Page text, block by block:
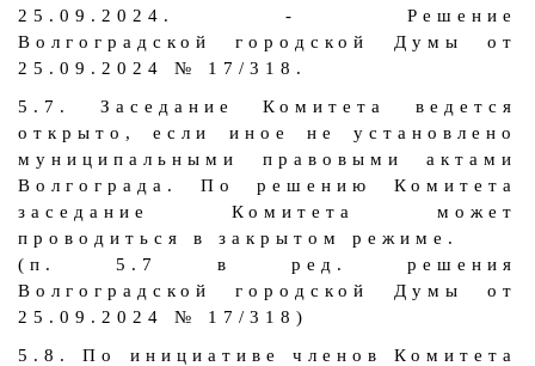
25.09.2024. - Решение
Волгоградской городской Думы от
25.09.2024 № 17/318.
5.7. Заседание Комитета ведется
открыто, если иное не установлено
муниципальными правовыми актами
Волгограда. По решению Комитета
заседание Комитета может
проводиться в закрытом режиме.
(п. 5.7 в ред. решения
Волгоградской городской Думы от
25.09.2024 № 17/318)
5.8. По инициативе членов Комитета